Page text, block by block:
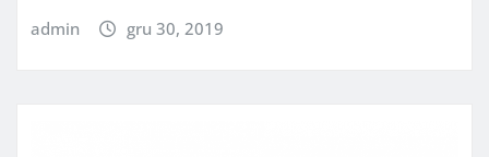
admin gru 30, 2019